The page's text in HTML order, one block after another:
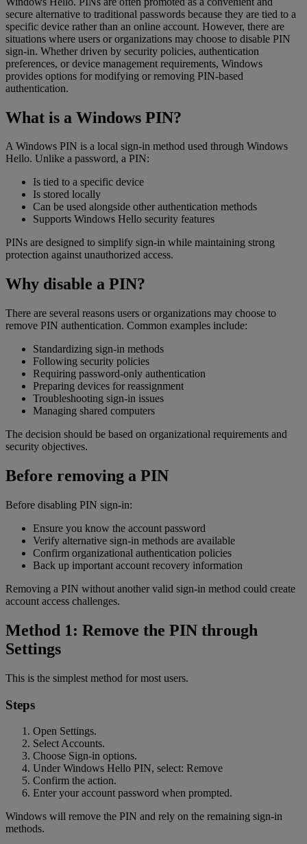
secure alternative to traditional passwords because they are tied to a
specific device rather than an online account. However, there are
situations where users or organizations may choose to disable PIN
sign-in. Whether driven by security policies, authentication
preferences, or device management requirements, Windows
provides options for modifying or removing PIN-based
authentication.
What is a Windows PIN?
A Windows PIN is a local sign-in method used through Windows
Hello. Unlike a password, a PIN:
Is tied to a specific device
Is stored locally
Can be used alongside other authentication methods
Supports Windows Hello security features
PINs are designed to simplify sign-in while maintaining strong
protection against unauthorized access.
Why disable a PIN?
There are several reasons users or organizations may choose to
remove PIN authentication. Common examples include:
Standardizing sign-in methods
Following security policies
Requiring password-only authentication
Preparing devices for reassignment
Troubleshooting sign-in issues
Managing shared computers
The decision should be based on organizational requirements and
security objectives.
Before removing a PIN
Before disabling PIN sign-in:
Ensure you know the account password
Verify alternative sign-in methods are available
Confirm organizational authentication policies
Back up important account recovery information
Removing a PIN without another valid sign-in method could create
account access challenges.
Method 1: Remove the PIN through
Settings
This is the simplest method for most users.
Steps
Open Settings.
Select Accounts.
Choose Sign-in options.
Under Windows Hello PIN, select: Remove
Confirm the action.
Enter your account password when prompted.
Windows will remove the PIN and rely on the remaining sign-in
methods.